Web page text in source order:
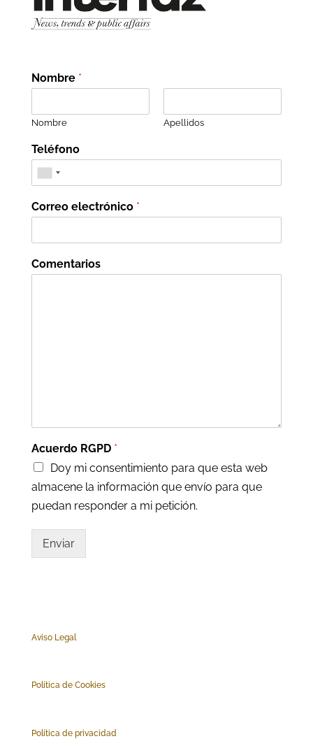
Nombre *
Nombre Apellidos
Teléfono
Correo electrónico *
Comentarios
Acuerdo RGPD *
Doy mi consentimiento para que esta web
almacene la información que envío para que
puedan responder a mi petición.
Enviar
Aviso Legal
Política de Cookies
Política de privacidad